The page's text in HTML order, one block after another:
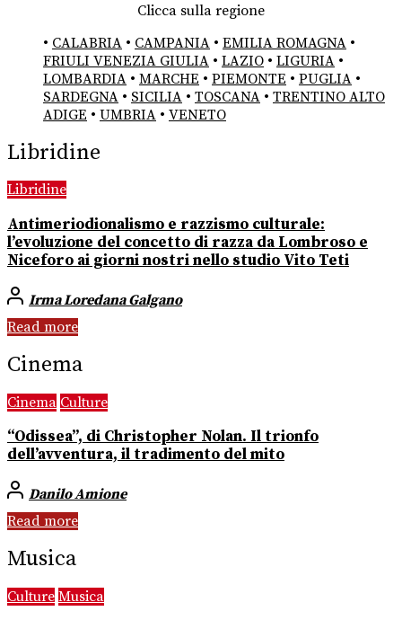
Clicca sulla regione
• CALABRIA • CAMPANIA • EMILIA ROMAGNA •
FRIULI VENEZIA GIULIA • LAZIO • LIGURIA •
LOMBARDIA • MARCHE • PIEMONTE • PUGLIA •
SARDEGNA • SICILIA • TOSCANA • TRENTINO ALTO
ADIGE • UMBRIA • VENETO
Libridine
Libridine
Antimeriodionalismo e razzismo culturale:
l’evoluzione del concetto di razza da Lombroso e
Niceforo ai giorni nostri nello studio Vito Teti
Irma Loredana Galgano
Read more
Cinema
Cinema Culture
“Odissea”, di Christopher Nolan. Il trionfo
dell’avventura, il tradimento del mito
Danilo Amione
Read more
Musica
Culture Musica